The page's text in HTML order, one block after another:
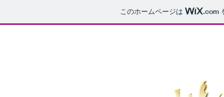
このホームページは .com